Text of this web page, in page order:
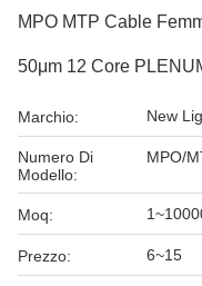
MPO MTP Cable
50μm 12 Core
Marchio: New
Numero Di
Modello:
MPO/
Moq:
Prezzo: 6~15